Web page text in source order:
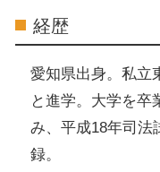
経歴
愛知県出身。私立
と進学。大学を卒
み、平成18年司法
録。